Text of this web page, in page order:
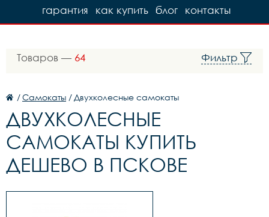
контакты
блог
как купить
гарантия
Товаров — 64 Фильтр
/Самокаты / Двухколесные самокаты
ДВУХКОЛЕСНЫЕ
САМОКАТЫ КУПИТЬ
ДЕШЕВО В ПСКОВЕ